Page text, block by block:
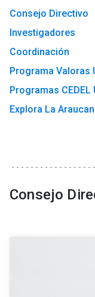
Consejo Directivo
Investigadores
Coordinación
Programa Valoras
Programas
Explora La
Consejo